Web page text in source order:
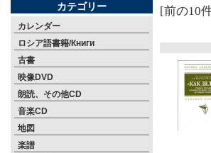
カテゴリー
カレンダー
ロシア語書籍/Книги
古書
映像DVD
朗読、その他CD
音楽CD
地図
楽譜
[前の10